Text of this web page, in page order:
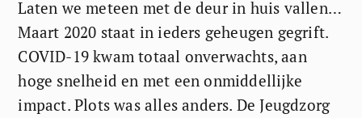
Laten we meteen met de deur in huis vallen…
Maart 2020 staat in ieders geheugen gegrift.
COVID-19 kwam totaal onverwachts, aan
hoge snelheid en met een onmiddellijke
impact. Plots was alles anders. De Jeugdzorg